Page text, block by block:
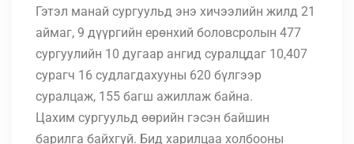
Гэтэл манай сургуульд энэ хичээлийн жилд 21
аймаг, 9 дүүргийн ерөнхий боловсролын 477
сургуулийн 10 дугаар ангид суралцдаг 10,407
сурагч 16 судлагдахууны 620 бүлгээр
суралцаж, 155 багш ажиллаж байна.
Цахим сургуульд өөрийн гэсэн байшин
барилга байхгүй. Бид харилцаа холбооны